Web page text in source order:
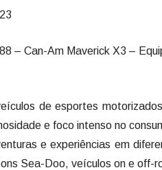
– Can-Am Maverick X3 –
de esportes
e foco intenso no
e experiências em
Sea-Doo, veículos on e off-